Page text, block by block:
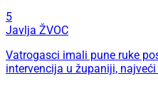
5
Javlja ŽVOC
Vatrogasci imali pune ruke
intervencija u županiji,